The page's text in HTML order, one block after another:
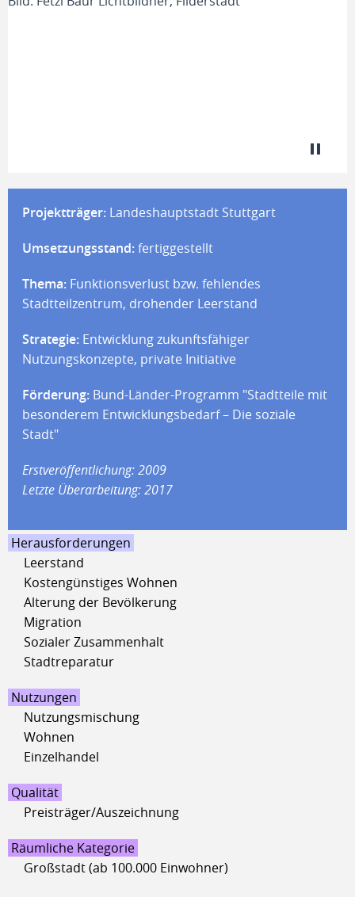
Projektträger: Landeshauptstadt Stuttgart
Umsetzungsstand:fertiggestellt
Thema: Funktionsverlust bzw. fehlendes
Stadtteilzentrum, drohender Leerstand
Strategie: Entwicklung zukunftsfähiger
Nutzungskonzepte, private Initiative
Förderung: Bund-Länder-Programm "Stadtteile mit
besonderem Entwicklungsbedarf – Die soziale
Stadt"
Erstveröffentlichung: 2009
Letzte Überarbeitung: 2017
Herausforderungen
Leerstand
Kostengünstiges Wohnen
Alterung der Bevölkerung
Migration
Sozialer Zusammenhalt
Stadtreparatur
Nutzungen
Nutzungsmischung
Wohnen
Einzelhandel
Qualität
Preisträger/Auszeichnung
Räumliche Kategorie
Großstadt (ab 100.000 Einwohner)